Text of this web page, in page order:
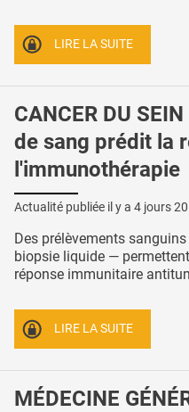
LIRE LA SUITE
CANCER DU
de sang prédit la
l'immunothérapie
Actualité publiée il y a 4 jours
Des prélèvements
biopsie liquide —
réponse immunitaire
LIRE LA SUITE
MÉDECINE